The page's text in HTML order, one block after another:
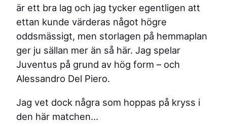
är ett bra lag och jag tycker egentligen att
ettan kunde värderas något högre
oddsmässigt, men storlagen på hemmaplan
ger ju sällan mer än så här. Jag spelar
Juventus på grund av hög form – och
Alessandro Del Piero.
Jag vet dock några som hoppas på kryss i
den här matchen…